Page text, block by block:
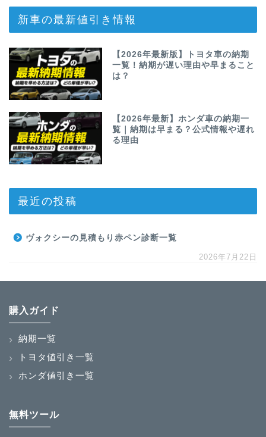
新車の最新値引き情報
【2026年最新版】トヨタ車の納期
一覧！納期が遅い理由や早まること
は？
【2026年最新】ホンダ車の納期一
覧｜納期は早まる？公式情報や遅れ
る理由
最近の投稿
ヴォクシーの見積もり赤ペン診断一覧
2026年7月22日
購入ガイド
納期一覧
トヨタ値引き一覧
ホンダ値引き一覧
無料ツール